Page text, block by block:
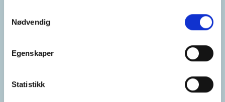
Nødvendig
Egenskaper
Statistikk